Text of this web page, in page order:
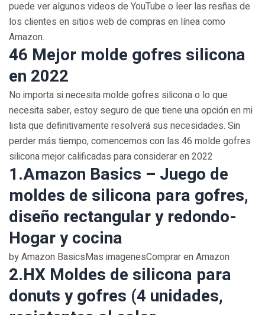
puede ver algunos videos de YouTube o leer las resñas de
los clientes en sitios web de compras en línea como
Amazon.
46 Mejor molde gofres silicona
en 2022
No importa si necesita molde gofres silicona o lo que
necesita saber, estoy seguro de que tiene una opción en mi
lista que definitivamente resolverá sus necesidades. Sin
perder más tiempo, comencemos con las 46 molde gofres
silicona mejor calificadas para considerar en 2022
1.Amazon Basics – Juego de
moldes de silicona para gofres,
diseño rectangular y redondo-
Hogar y cocina
by Amazon BasicsMas imagenesComprar en Amazon
2.HX Moldes de silicona para
donuts y gofres (4 unidades,